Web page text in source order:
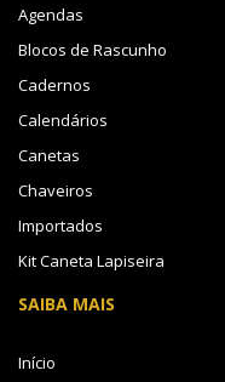
Agendas
Blocos de Rascunho
Cadernos
Calendários
Canetas
Chaveiros
Importados
Kit Caneta Lapiseira
SAIBA MAIS
Início